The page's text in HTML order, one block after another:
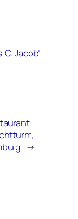
C. Jacob“
→